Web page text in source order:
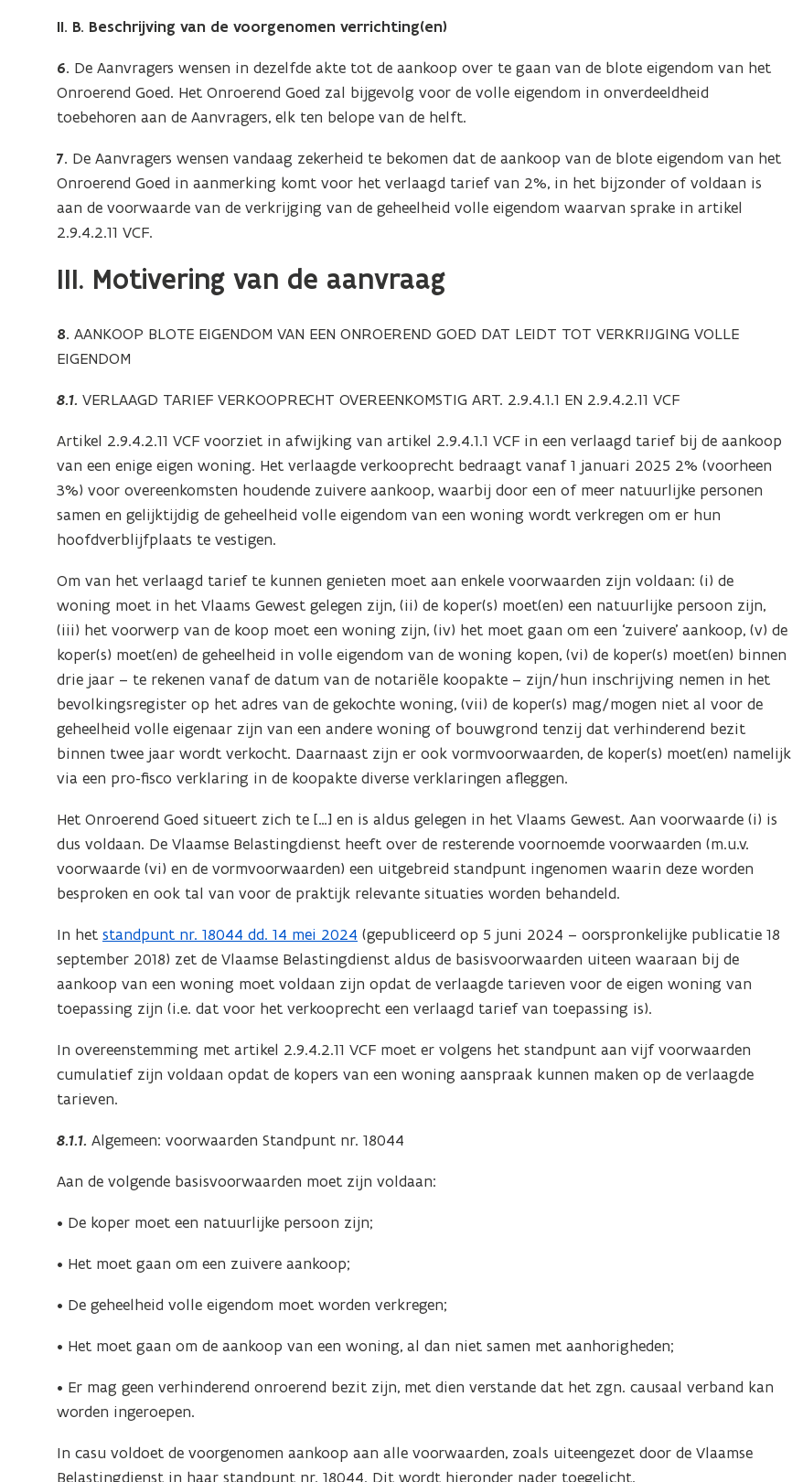
II. B. Beschrijving van de voorgenomen verrichting(en)
6. De Aanvragers wensen in dezelfde akte tot de aankoop over te gaan van de blote eigendom van het
Onroerend Goed. Het Onroerend Goed zal bijgevolg voor de volle eigendom in onverdeeldheid
toebehoren aan de Aanvragers, elk ten belope van de helft.
7. De Aanvragers wensen vandaag zekerheid te bekomen dat de aankoop van de blote eigendom van het
Onroerend Goed in aanmerking komt voor het verlaagd tarief van 2%, in het bijzonder of voldaan is
aan de voorwaarde van de verkrijging van de geheelheid volle eigendom waarvan sprake in artikel
2.9.4.2.11 VCF.
III. Motivering van de aanvraag
8.AANKOOP BLOTE EIGENDOM VAN EEN ONROEREND GOED DAT LEIDT TOT VERKRIJGING VOLLE
EIGENDOM
8.1.VERLAAGD TARIEF VERKOOPRECHT OVEREENKOMSTIG ART. 2.9.4.1.1 EN 2.9.4.2.11 VCF
Artikel 2.9.4.2.11 VCF voorziet in afwijking van artikel 2.9.4.1.1 VCF in een verlaagd tarief bij de aankoop
van een enige eigen woning. Het verlaagde verkooprecht bedraagt vanaf 1 januari 2025 2% (voorheen
3%) voor overeenkomsten houdende zuivere aankoop, waarbij door een of meer natuurlijke personen
samen en gelijktijdig de geheelheid volle eigendom van een woning wordt verkregen om er hun
hoofdverblijfplaats te vestigen.
Om van het verlaagd tarief te kunnen genieten moet aan enkele voorwaarden zijn voldaan: (i) de
woning moet in het Vlaams Gewest gelegen zijn, (ii) de koper(s) moet(en) een natuurlijke persoon zijn,
(iii) het voorwerp van de koop moet een woning zijn, (iv) het moet gaan om een ‘zuivere’ aankoop, (v) de
koper(s) moet(en) de geheelheid in volle eigendom van de woning kopen, (vi) de koper(s) moet(en) binnen
drie jaar – te rekenen vanaf de datum van de notariële koopakte – zijn/hun inschrijving nemen in het
bevolkingsregister op het adres van de gekochte woning, (vii) de koper(s) mag/mogen niet al voor de
geheelheid volle eigenaar zijn van een andere woning of bouwgrond tenzij dat verhinderend bezit
binnen twee jaar wordt verkocht. Daarnaast zijn er ook vormvoorwaarden, de koper(s) moet(en) namelijk
via een pro-fisco verklaring in de koopakte diverse verklaringen afleggen.
Het Onroerend Goed situeert zich te […] en is aldus gelegen in het Vlaams Gewest. Aan voorwaarde (i) is
dus voldaan. De Vlaamse Belastingdienst heeft over de resterende voornoemde voorwaarden (m.u.v.
voorwaarde (vi) en de vormvoorwaarden) een uitgebreid standpunt ingenomen waarin deze worden
besproken en ook tal van voor de praktijk relevante situaties worden behandeld.
In hetstandpunt nr. 18044 dd. 14 mei 2024 (gepubliceerd op 5 juni 2024 – oorspronkelijke publicatie 18
september 2018) zet de Vlaamse Belastingdienst aldus de basisvoorwaarden uiteen waaraan bij de
aankoop van een woning moet voldaan zijn opdat de verlaagde tarieven voor de eigen woning van
toepassing zijn (i.e. dat voor het verkooprecht een verlaagd tarief van toepassing is).
In overeenstemming met artikel 2.9.4.2.11 VCF moet er volgens het standpunt aan vijf voorwaarden
cumulatief zijn voldaan opdat de kopers van een woning aanspraak kunnen maken op de verlaagde
tarieven.
8.1.1.Algemeen: voorwaarden Standpunt nr. 18044
Aan de volgende basisvoorwaarden moet zijn voldaan:
• De koper moet een natuurlijke persoon zijn;
• Het moet gaan om een zuivere aankoop;
• De geheelheid volle eigendom moet worden verkregen;
• Het moet gaan om de aankoop van een woning, al dan niet samen met aanhorigheden;
• Er mag geen verhinderend onroerend bezit zijn, met dien verstande dat het zgn. causaal verband kan
worden ingeroepen.
In casu voldoet de voorgenomen aankoop aan alle voorwaarden, zoals uiteengezet door de Vlaamse
Belastingdienst in haar standpunt nr. 18044. Dit wordt hieronder nader toegelicht.